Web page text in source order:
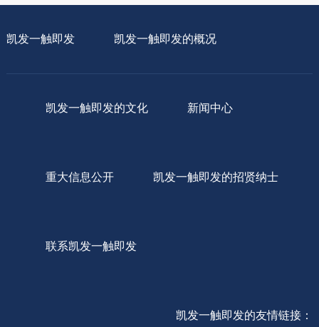
凯发一触即发 凯发一触即发的概况
凯发一触即发的文化 新闻中心
重大信息公开 凯发一触即发的招贤纳士
联系凯发一触即发
凯发一触即发的友情链接：